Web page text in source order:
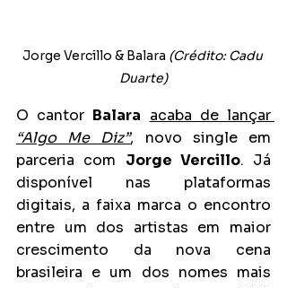
Jorge Vercillo & Balara (Crédito: Cadu
Duarte)
O cantor Balara
“Algo Me Diz”, novo single em
parceria com Jorge Vercillo. Já
disponível nas plataformas
digitais, a faixa marca o encontro
entre um dos artistas em maior
crescimento da nova cena
brasileira e um dos nomes mais